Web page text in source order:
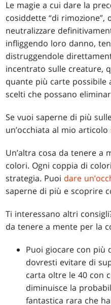
Le magie a cui dare la
cosiddette “di rimozione”,
neutralizzare
infliggendo loro danno,
distruggendole
incentrato sulle creature,
quante più carte possibile
scelti che possano
Se vuoi saperne di più
un’occhiata al mio articolo
Un’altra cosa da tenere a
colori. Ogni coppia di
strategia. Puoi dare
saperne di più e scoprire
Ti interessano altri
da tenere a mente per la
Puoi giocare con più
dovresti evitare di
carta oltre le 40 con
diminuisce la
fantastica rara che